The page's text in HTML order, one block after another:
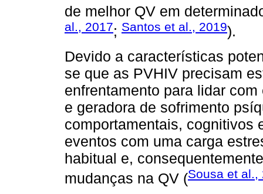
de melhor QV em
al., 2017; Santos et al., 2019).
Devido a características
se que as PVHIV precisam
enfrentamento para lidar
e geradora de sofrimento
comportamentais, cognitivos
eventos com uma carga
habitual e,
mudanças na QV (Sousa et al.,